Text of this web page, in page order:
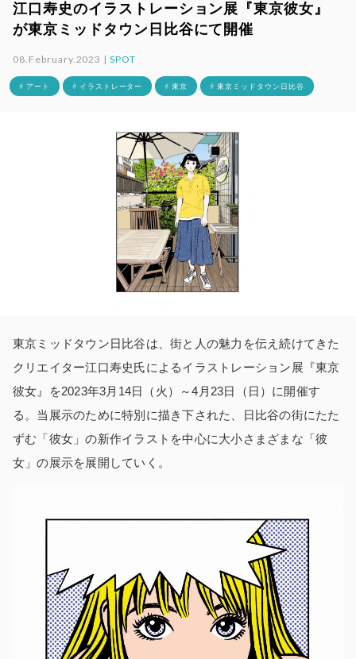
江口寿史のイラストレーション展『東京彼女』
が東京ミッドタウン日比谷にて開催
08.February.2023 |SPOT
# アート # イラストレーター # 東京 # 東京ミッドタウン日比谷
東京ミッドタウン日比谷は、街と人の魅力を伝え続けてきた
クリエイター江口寿史氏によるイラストレーション展『東京
彼女』を2023年3月14日（火）～4月23日（日）に開催す
る。当展示のために特別に描き下された、日比谷の街にたた
ずむ「彼女」の新作イラストを中心に大小さまざまな「彼
女」の展示を展開していく。